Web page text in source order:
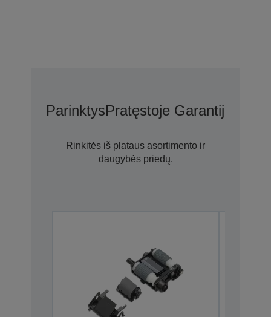
ParinktysPratęstoje Garantijoje
Rinkitės iš plataus asortimento ir
daugybės priedų.